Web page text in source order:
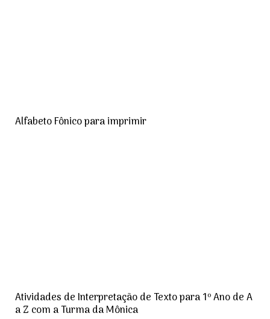
Alfabeto Fônico para imprimir
Atividades de Interpretação de Texto para 1º Ano de A
a Z com a Turma da Mônica